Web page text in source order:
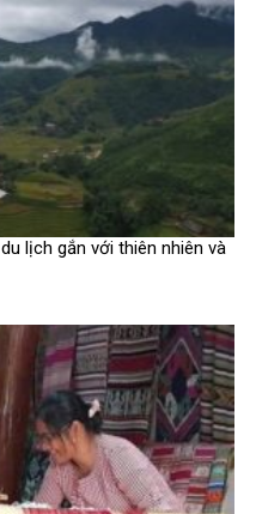
lịch gắn với thiên nhiên và